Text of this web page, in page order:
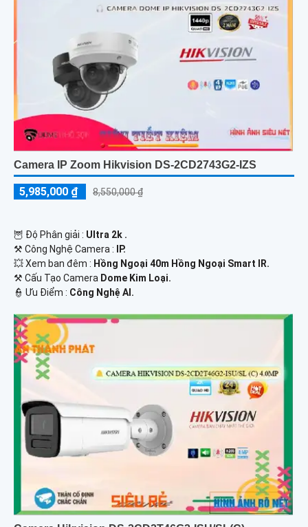
Camera IP Zoom Hikvision DS-2CD2743G2-IZS
5,985,000 ₫ 8,550,000 ₫
🦉 Độ Phân giải : Ultra 2k .
⚒ Công Nghệ Camera :
IP.
💥 Xem ban đêm : Hồng Ngoại 40m Hồng Ngoại Smart IR.
⚒ Cấu Tạo Camera Dome Kim Loại.
️👮 Ưu Điểm : Công Nghệ AI.